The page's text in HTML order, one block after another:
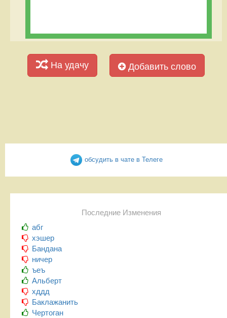
На удачу Добавить слово
обсудить в чате в Телеге
Последние Изменения
абг
хэшер
Бандана
ничер
ъеъ
Альберт
хддд
Баклажанить
Чертоган